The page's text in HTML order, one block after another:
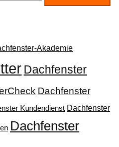
Akademie
Dachfenster
Dachfenster
Kundendienst Dachfenster
Dachfenster